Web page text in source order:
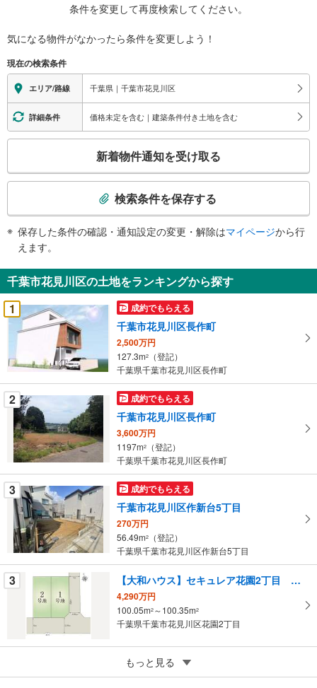
条件を変更して再度検索してください。
気になる物件がなかったら条件を変更しよう！
現在の検索条件
エリア/路線 千葉県｜千葉市花見川区
詳細条件 価格未定を含む｜建築条件付き土地を含む
検
知
を
受
け
取
る
・
件
を
マ
イ
ペ
ー
ジ
に
保
存
す
る
新着物件通知を受け取る
検索条件を保存する
保存した条件の確認・通知設定の変更・解除はマイページから行
えます。
千葉市花見川区の土地をランキングから探す
1
成約でもらえる
千葉市花見川区長作町
2,500万円
127.3m2
（登記）
千葉県千葉市花見川区長作町
2 成約でもらえる
千葉市花見川区長作町
3,600万円
1197m2
（登記）
千葉県千葉市花見川区長作町
3 成約でもらえる
千葉市花見川区作新台5丁目
270万円
56.49m2
（登記）
千葉県千葉市花見川区作新台5丁目
3 【大和ハウス】セキュレア花園2丁目 （建築条件付宅地分譲）
4,290万円
100.05m2 ～100.35m2
千葉県千葉市花見川区花園2丁目
成約でもらえる
千葉市花見川区三角町
もっと見る